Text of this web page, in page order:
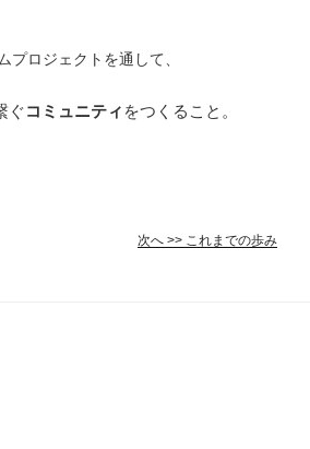
プロジェクトを通して、
ぐコミュニティ をつくること。
次へ >> これまでの歩み